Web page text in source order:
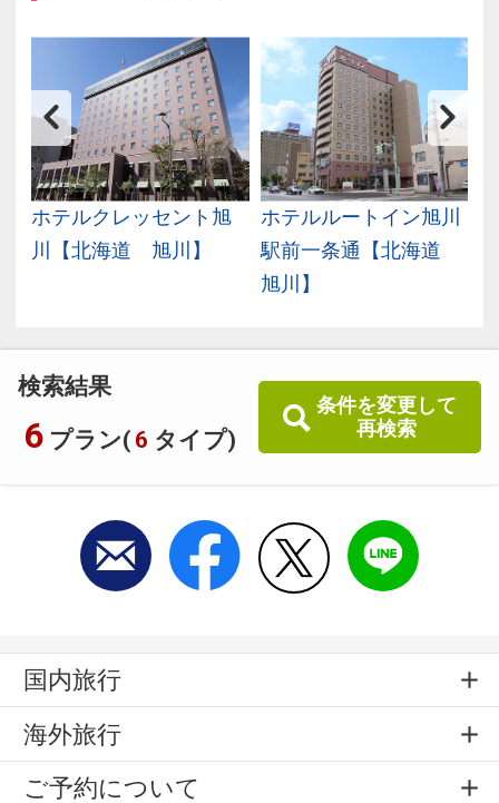
検索結果
6 プラン( 6 タイプ)
条件を変更して
再検索
ホテルクレッセント旭
川【北海道 旭川】
ホテルルートイン旭川
駅前一条通【北海道
旭川】
国内旅行
海外旅行
ご予約について